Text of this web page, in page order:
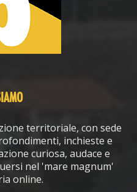
territoriale, con sede
inchieste e
curiosa, audace e
nel 'mare magnum'
online.